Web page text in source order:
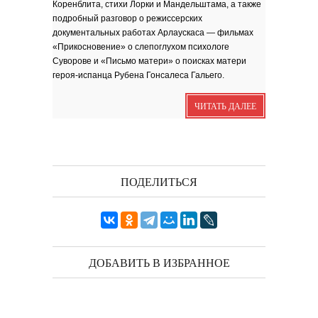
Я видела бога
забившимся в угол...
Исповедь 4. ''ПАРФЮМЕР''
Коренблита, стихи Лорки и Мандельштама, а также
подробный разговор о режиссерских
документальных работах Арлаускаса — фильмах
«Прикосновение» о слепоглухом психологе
Суворове и «Письмо матери» о поисках матери
героя-испанца Рубена Гонсалеса Гальего.
ЧИТАТЬ ДАЛЕЕ
ПОДЕЛИТЬСЯ
ДОБАВИТЬ В ИЗБРАННОЕ